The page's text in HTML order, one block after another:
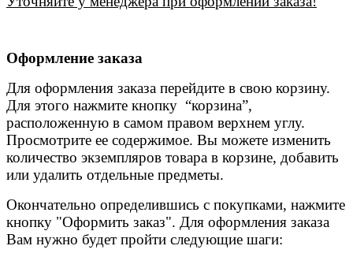
Оформление заказа
Для оформления заказа перейдите в свою корзину.
Для этого нажмите кнопку “корзина”,
расположенную в самом правом верхнем углу.
Просмотрите ее содержимое. Вы можете изменить
количество экземпляров товара в корзине, добавить
или удалить отдельные предметы.
Окончательно определившись с покупками, нажмите
кнопку "Оформить заказ". Для оформления заказа
Вам нужно будет пройти следующие шаги: